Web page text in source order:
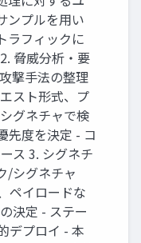
ンプルを用い
ラフィックに
脅威分析・要
撃手法の整理
スト形式、プ
グネチャで検
先度を決定 - コ
ス 3. シグネチ
/シグネチャ
ペイロードな
決定 - ステー
デプロイ - 本